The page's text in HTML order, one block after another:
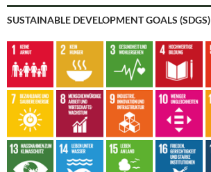
SUSTAINABLE DEVELOPMENT GOALS (SDGS)